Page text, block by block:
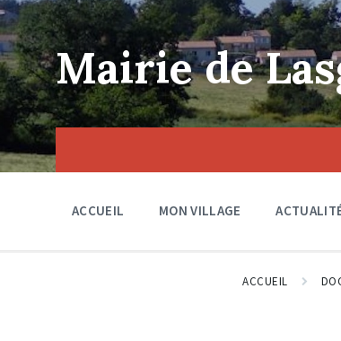
Skip
to
content
Skip
to
main
navigation
Skip
to
footer
Mairie de
ACCUEIL MON VILLAGE
ACCUEIL